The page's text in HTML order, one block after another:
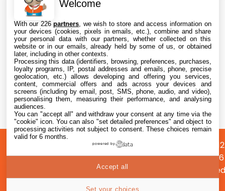
Apple augmente les valeurs de reprise des
iPhone, iPad, Mac et Apple Watch
6 Aug. 2026 • 19:02
propos
Préférences
cookies
Confidentialité
©
2026
|
Welcome
With our 226partners , we wish to store and access information on
your devices (cookies, pixels in emails, etc.), combine and share
your personal data with our partners, whether collected on this
website or in our emails, already held by some of us, or obtained
later, including in other contexts.
Processing this data (identifiers, browsing, preferences, purchases,
loyalty programs, IP, postal addresses and emails, phone, precise
geolocation, etc.) allows developing and offering you services,
content, commercial offers and ads across your devices and
screens (including by email, post, SMS, phone, audio, and video),
personalising them, measuring their performance, and analysing
audiences.
You can "accept all" and withdraw your consent at any time via the
"cookie" icon. You can also "set detailed preferences" and object to
processing activities not subject to consent. These choices remain
valid for 6 months.
powered by
Set your choices
Accept all